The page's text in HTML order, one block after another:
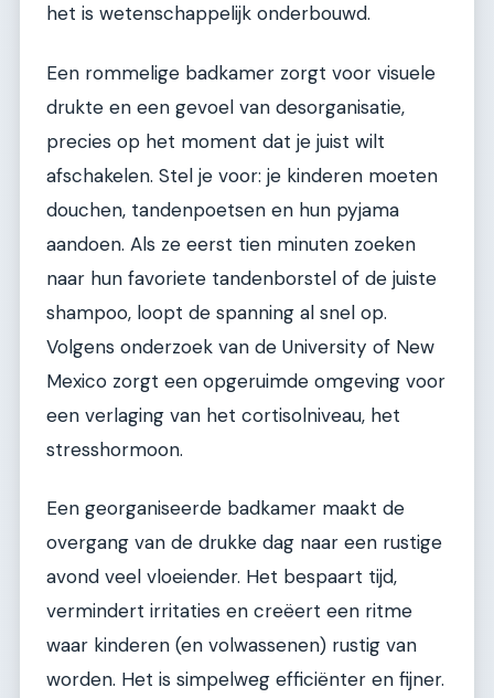
het is wetenschappelijk onderbouwd.
Een rommelige badkamer zorgt voor visuele
drukte en een gevoel van desorganisatie,
precies op het moment dat je juist wilt
afschakelen. Stel je voor: je kinderen moeten
douchen, tandenpoetsen en hun pyjama
aandoen. Als ze eerst tien minuten zoeken
naar hun favoriete tandenborstel of de juiste
shampoo, loopt de spanning al snel op.
Volgens onderzoek van de University of New
Mexico zorgt een opgeruimde omgeving voor
een verlaging van het cortisolniveau, het
stresshormoon.
Een georganiseerde badkamer maakt de
overgang van de drukke dag naar een rustige
avond veel vloeiender. Het bespaart tijd,
vermindert irritaties en creëert een ritme
waar kinderen (en volwassenen) rustig van
worden. Het is simpelweg efficiënter en fijner.